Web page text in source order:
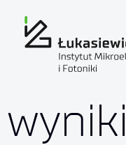
wyniki